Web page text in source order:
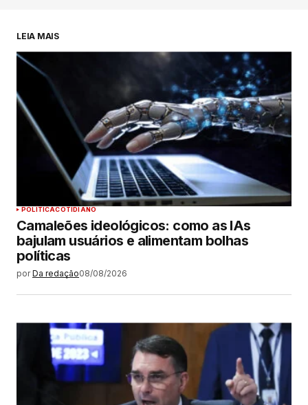
LEIA MAIS
POLÍTICACOTIDIANO
Camaleões ideológicos: como as IAs
bajulam usuários e alimentam bolhas
políticas
por Da redação08/08/2026